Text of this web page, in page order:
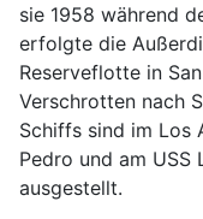
sie 1958 während
erfolgte die
Reserveflotte in
Verschrotten nach
Schiffs sind im Los
Pedro und am USS
ausgestellt.